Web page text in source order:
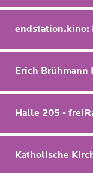
endstation.kino:
Erich Brühmann
Halle 205 -
Katholische